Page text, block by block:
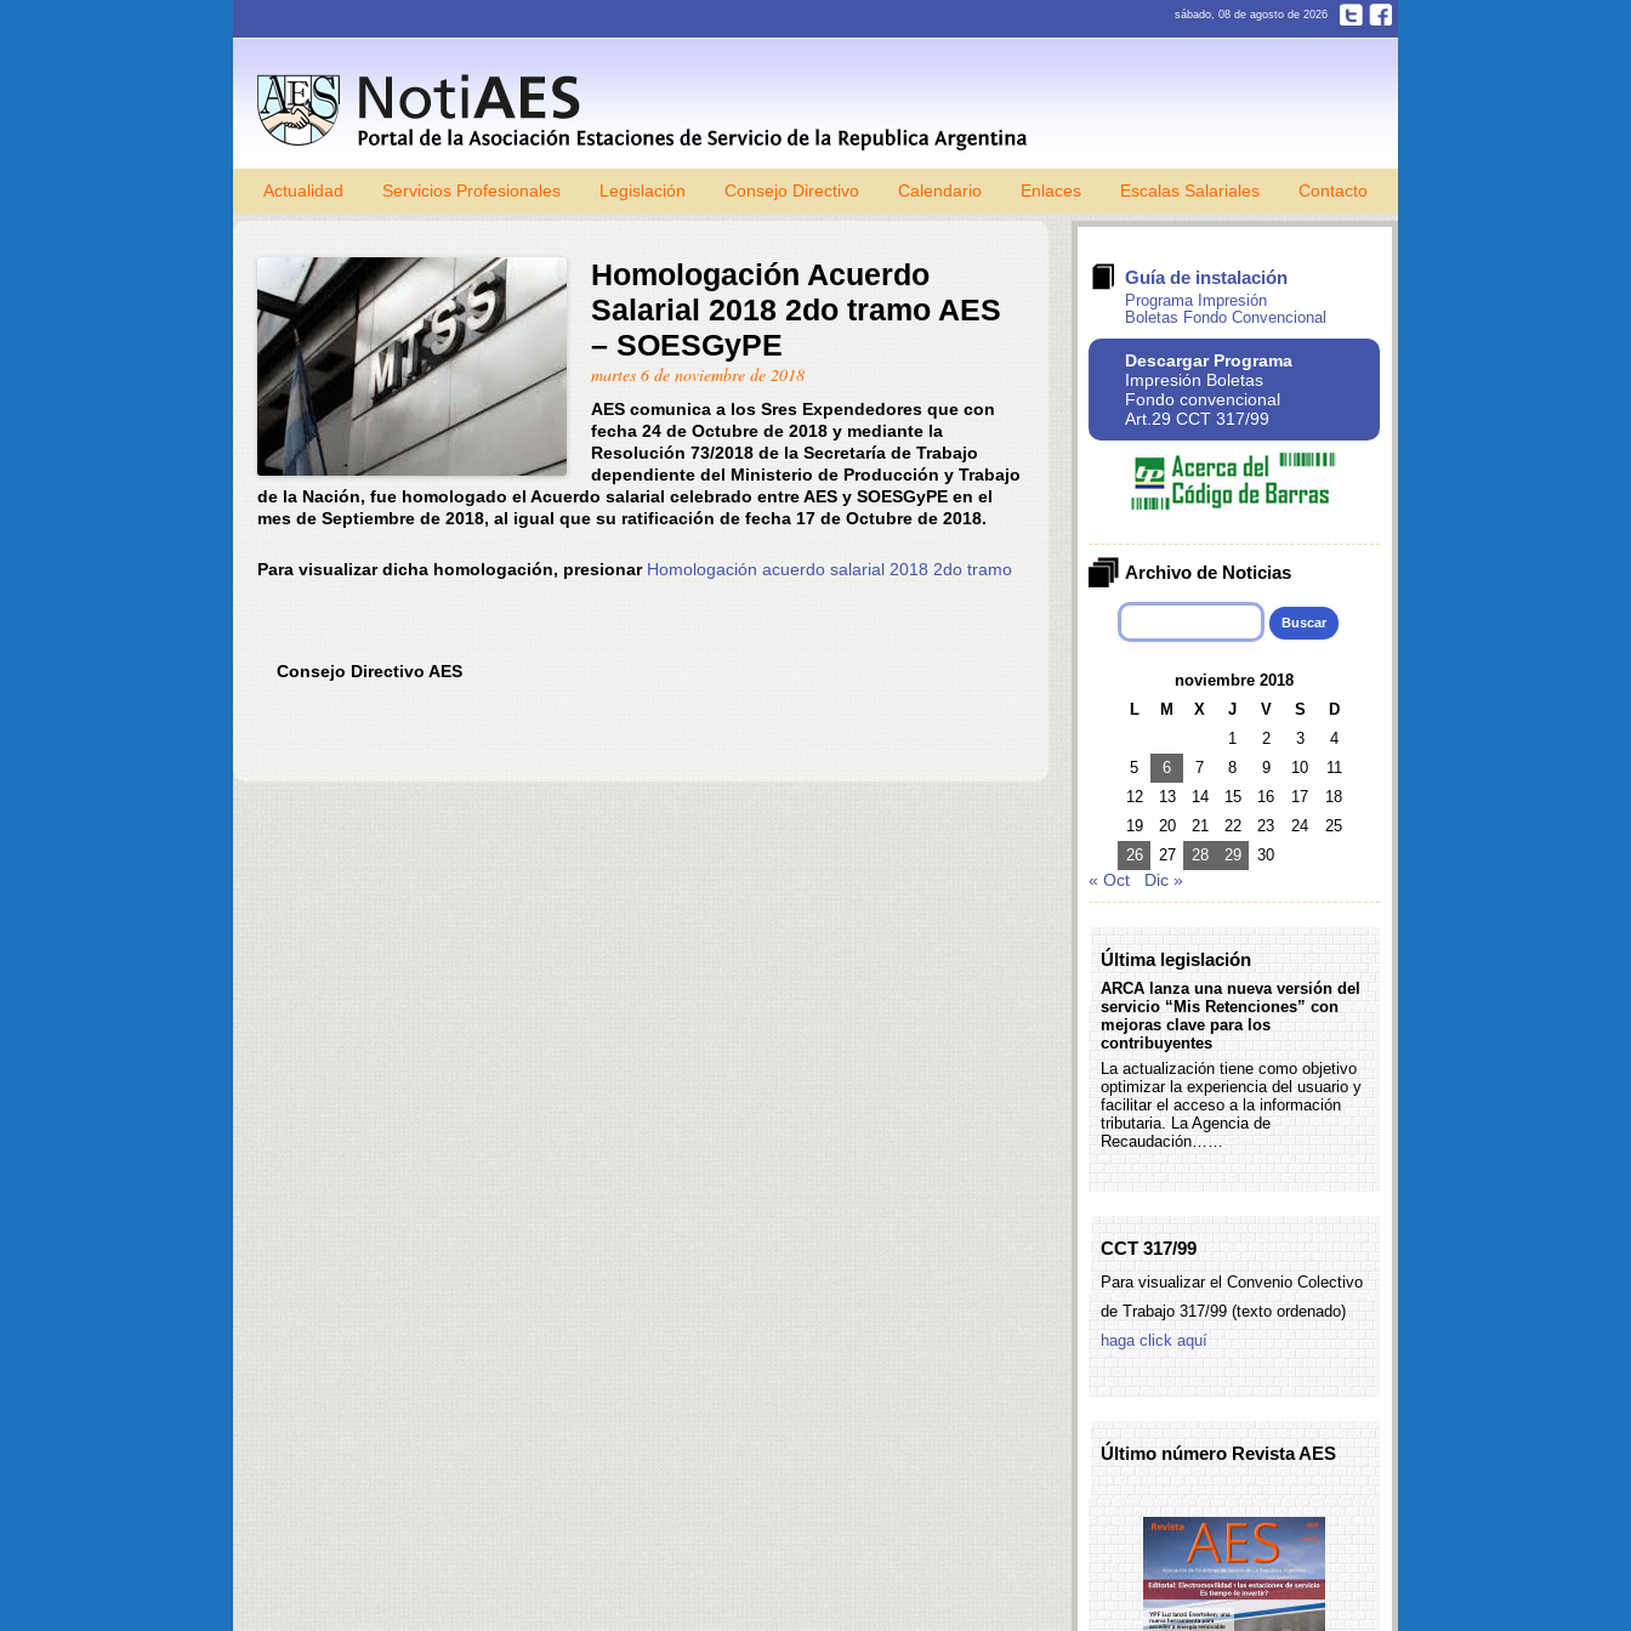
sábado, 08 de agosto de 2026
Skip to content
Actualidad Servicios Profesionales Legislación Consejo Directivo Calendario Enlaces Escalas Salariales Contacto
Homologación Acuerdo
Salarial 2018 2do tramo AES
– SOESGyPE
martes 6 de noviembre de 2018
AES comunica a los Sres Expendedores que con
fecha 24 de Octubre de 2018 y mediante la
Resolución 73/2018 de la Secretaría de Trabajo
dependiente del Ministerio de Producción y Trabajo
de la Nación, fue homologado el Acuerdo salarial celebrado entre AES y SOESGyPE en el
mes de Septiembre de 2018, al igual que su ratificación de fecha 17 de Octubre de 2018.
Para visualizar dicha homologación, presionar Homologación acuerdo salarial 2018 2do tramo
Consejo Directivo AES
Guía de instalación
Programa Impresión
Boletas Fondo Convencional
Descargar Programa
Impresión Boletas
Fondo convencional
Art.29 CCT 317/99
Archivo de Noticias
Buscar:
noviembre 2018
L
M X J V S
D
1
2 3
4
5
6 7 8 9 10
11
12
13 14 15 16 17
18
19
20 21 22 23 24
25
26
27 28 29 30
« Oct Dic »
Última legislación
ARCA lanza una nueva versión del
servicio “Mis Retenciones” con
mejoras clave para los
contribuyentes
La actualización tiene como objetivo
optimizar la experiencia del usuario y
facilitar el acceso a la información
tributaria. La Agencia de
Recaudación……
CCT 317/99
Para visualizar el Convenio Colectivo
de Trabajo 317/99 (texto ordenado)
haga click aquí
Último número Revista AES